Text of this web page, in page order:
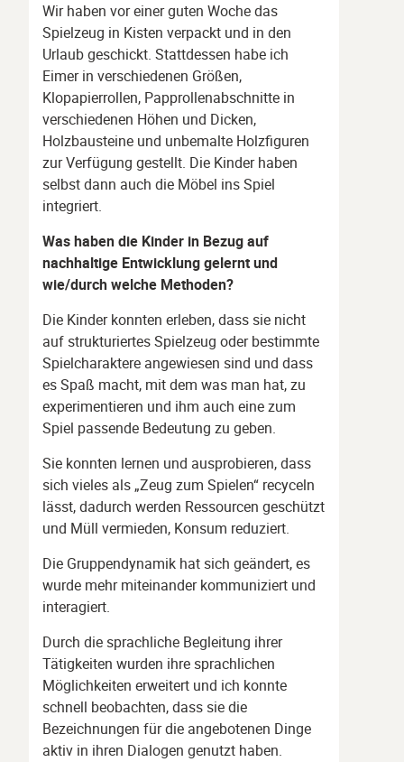
Wir haben vor einer guten Woche das
Spielzeug in Kisten verpackt und in den
Urlaub geschickt. Stattdessen habe ich
Eimer in verschiedenen Größen,
Klopapierrollen, Papprollenabschnitte in
verschiedenen Höhen und Dicken,
Holzbausteine und unbemalte Holzfiguren
zur Verfügung gestellt. Die Kinder haben
selbst dann auch die Möbel ins Spiel
integriert.
Was haben die Kinder in Bezug auf
nachhaltige Entwicklung gelernt und
wie/durch welche Methoden?
Die Kinder konnten erleben, dass sie nicht
auf strukturiertes Spielzeug oder bestimmte
Spielcharaktere angewiesen sind und dass
es Spaß macht, mit dem was man hat, zu
experimentieren und ihm auch eine zum
Spiel passende Bedeutung zu geben.
Sie konnten lernen und ausprobieren, dass
sich vieles als „Zeug zum Spielen“ recyceln
lässt, dadurch werden Ressourcen geschützt
und Müll vermieden, Konsum reduziert.
Die Gruppendynamik hat sich geändert, es
wurde mehr miteinander kommuniziert und
interagiert.
Durch die sprachliche Begleitung ihrer
Tätigkeiten wurden ihre sprachlichen
Möglichkeiten erweitert und ich konnte
schnell beobachten, dass sie die
Bezeichnungen für die angebotenen Dinge
aktiv in ihren Dialogen genutzt haben.